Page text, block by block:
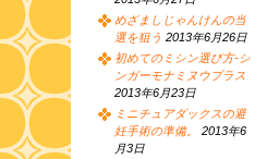
めざましじゃんけんの当
選を狙う 2013年6月26日
初めてのミシン選び方-シ
ンガーモナミヌウプラス
2013年6月23日
ミニチュアダックスの避
妊手術の準備。
2013年6
月3日